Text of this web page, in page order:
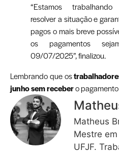
“Estamos
resolver a situação e
pagos o mais breve
os pagamentos
09/07/2025”, finalizou.
Lembrando que os
junho sem recebero
Matheus
Mestre
UFJF.